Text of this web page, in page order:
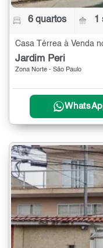
6 quartos 1
Casa Térrea à Venda
Jardim Peri
Zona Norte - São Paulo